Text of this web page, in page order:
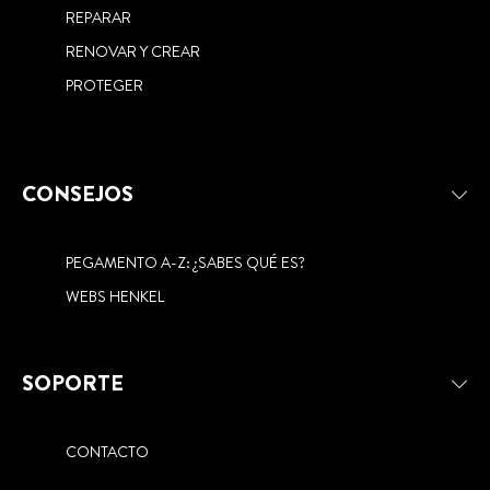
REPARAR
RENOVAR Y CREAR
PROTEGER
CONSEJOS
PEGAMENTO A-Z: ¿SABES QUÉ ES?
WEBS HENKEL
SOPORTE
CONTACTO